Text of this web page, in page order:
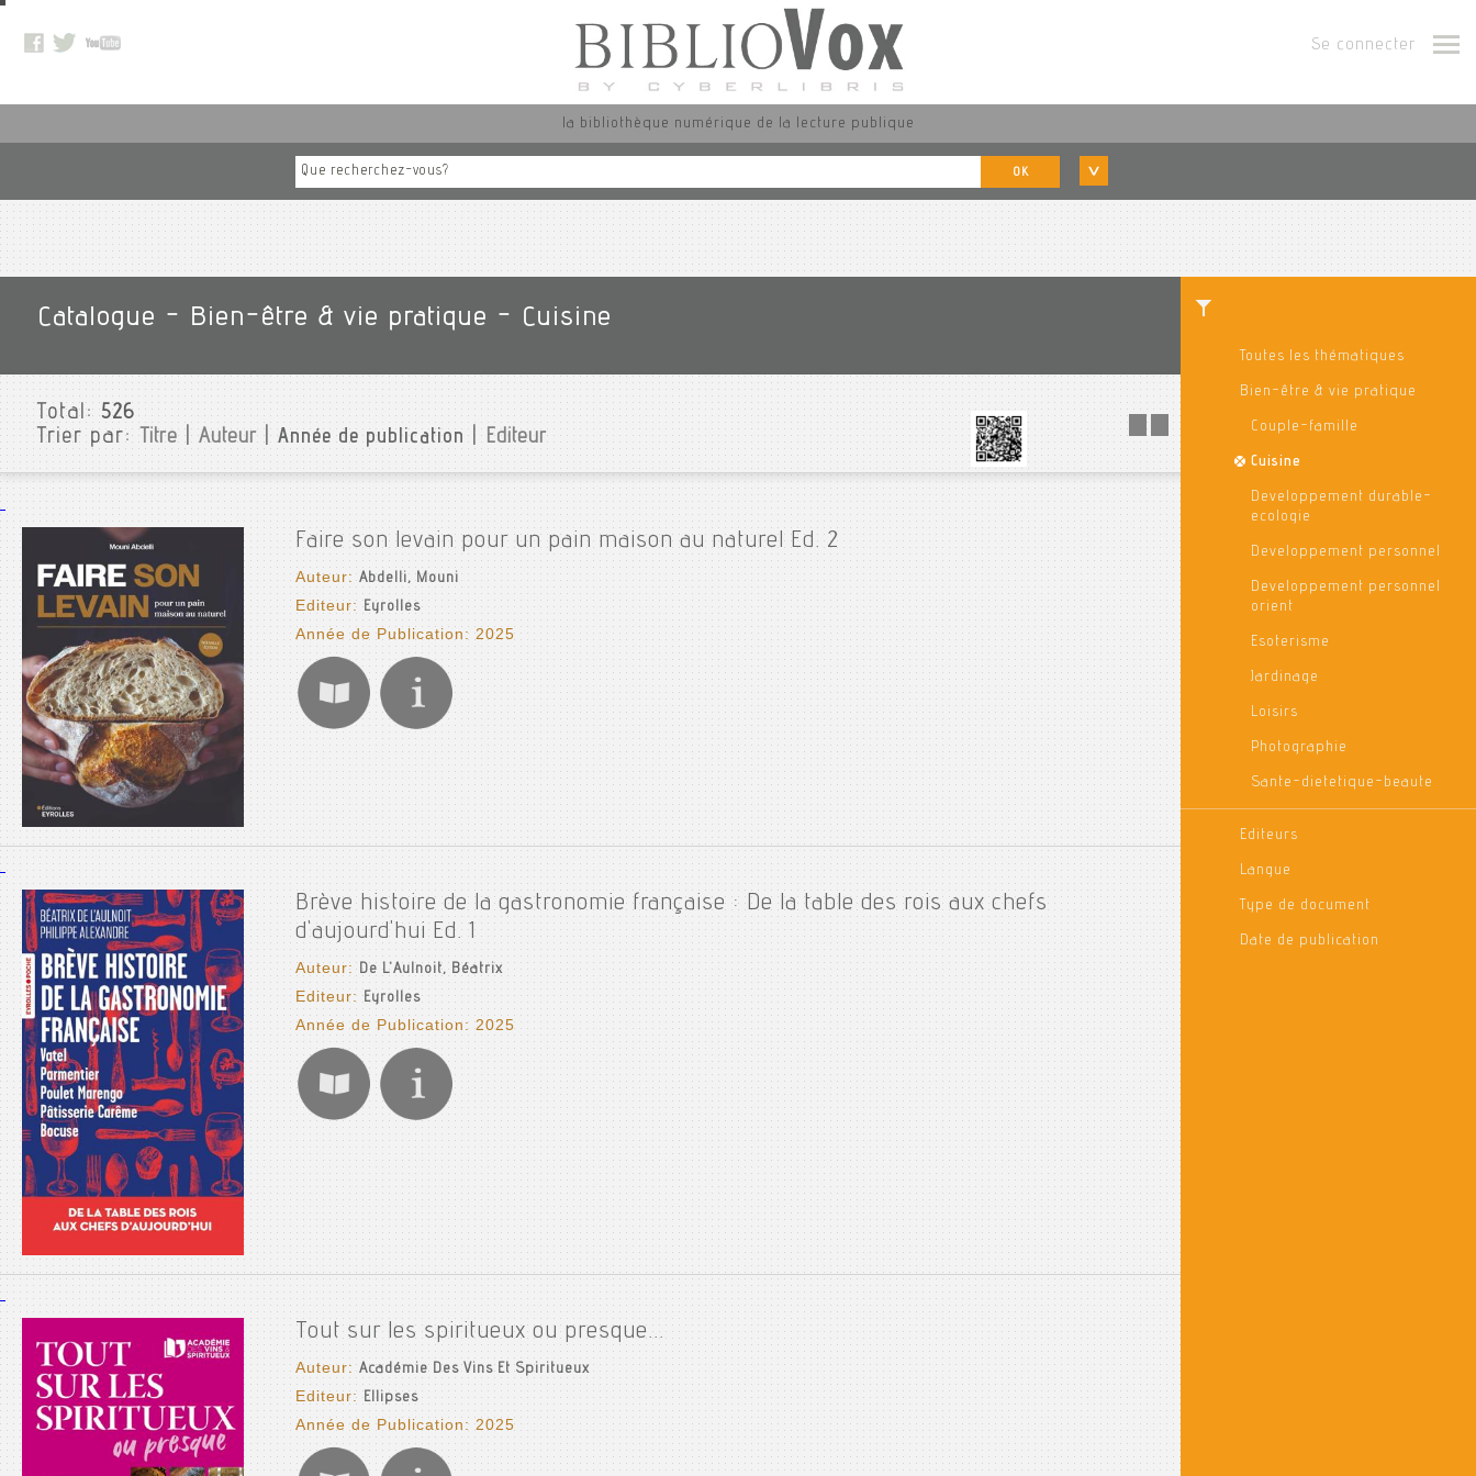
Se connecter
la bibliothèque numérique de la lecture publique
OK
Toutes les thématiques
Bien-être & vie pratique
Couple-famille
Cuisine
Developpement durable-
ecologie
Developpement personnel
Developpement personnel
orient
Esoterisme
Jardinage
Loisirs
Photographie
Sante-dietetique-beaute
Editeurs
Langue
Type de document
Date de publication
Catalogue - Bien-être & vie pratique - Cuisine
Total:526
Trier par:Titre|Auteur|Année de publication | Editeur
Faire son levain pour un pain maison au naturel Ed. 2
Auteur:Abdelli, Mouni
Editeur:Eyrolles
Année de Publication: 2025
Brève histoire de la gastronomie française : De la table des rois aux chefs
d'aujourd'hui Ed. 1
Auteur: De L'Aulnoit, Béatrix
Editeur:Eyrolles
Année de Publication: 2025
Tout sur les spiritueux ou presque...
Auteur:Académie Des Vins Et Spiritueux
Editeur:Ellipses
Année de Publication: 2025